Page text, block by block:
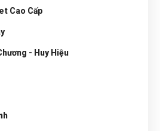
Cao Cấp
- Huy Hiệu